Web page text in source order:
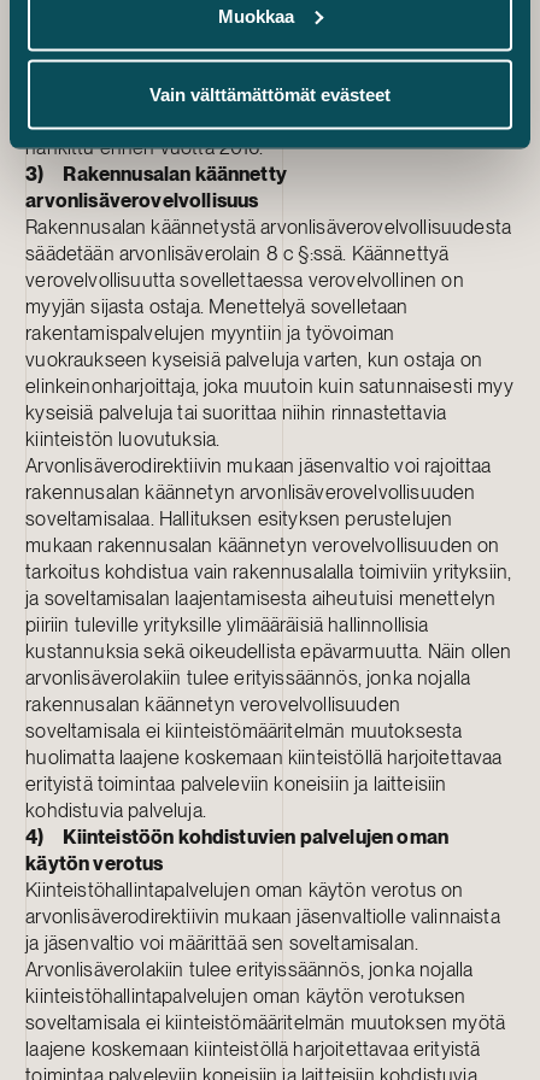
Muokkaa
Vain välttämättömät evästeet
2) Vanhat kiinteistöinvestoinnit
Kiinteistöinvestointia koskevan hankintaan sisältyvän
veron vähennystä ei jatkossakaan tarkisteta sellaisten
kiinteistöllä harjoitettavaa erityistä toimintaa palvelevien
koneiden, laitteiden ja kalusteiden osalta, jotka on
hankittu ennen vuotta 2016.
3) Rakennusalan käännetty
arvonlisäverovelvollisuus
Rakennusalan käännetystä arvonlisäverovelvollisuudesta
säädetään arvonlisäverolain 8 c §:ssä. Käännettyä
verovelvollisuutta sovellettaessa verovelvollinen on
myyjän sijasta ostaja. Menettelyä sovelletaan
rakentamispalvelujen myyntiin ja työvoiman
vuokraukseen kyseisiä palveluja varten, kun ostaja on
elinkeinonharjoittaja, joka muutoin kuin satunnaisesti myy
kyseisiä palveluja tai suorittaa niihin rinnastettavia
kiinteistön luovutuksia.
Arvonlisäverodirektiivin mukaan jäsenvaltio voi rajoittaa
rakennusalan käännetyn arvonlisäverovelvollisuuden
soveltamisalaa. Hallituksen esityksen perustelujen
mukaan rakennusalan käännetyn verovelvollisuuden on
tarkoitus kohdistua vain rakennusalalla toimiviin yrityksiin,
ja soveltamisalan laajentamisesta aiheutuisi menettelyn
piiriin tuleville yrityksille ylimääräisiä hallinnollisia
kustannuksia sekä oikeudellista epävarmuutta. Näin ollen
arvonlisäverolakiin tulee erityissäännös, jonka nojalla
rakennusalan käännetyn verovelvollisuuden
soveltamisala ei kiinteistömääritelmän muutoksesta
huolimatta laajene koskemaan kiinteistöllä harjoitettavaa
erityistä toimintaa palveleviin koneisiin ja laitteisiin
kohdistuvia palveluja.
4) Kiinteistöön kohdistuvien palvelujen oman
käytön verotus
Kiinteistöhallintapalvelujen oman käytön verotus on
arvonlisäverodirektiivin mukaan jäsenvaltiolle valinnaista
ja jäsenvaltio voi määrittää sen soveltamisalan.
Arvonlisäverolakiin tulee erityissäännös, jonka nojalla
kiinteistöhallintapalvelujen oman käytön verotuksen
soveltamisala ei kiinteistömääritelmän muutoksen myötä
laajene koskemaan kiinteistöllä harjoitettavaa erityistä